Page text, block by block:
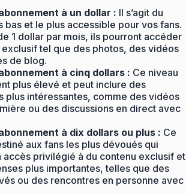
à un dollar : Il s’agit du
bas et le plus accessible pour vos fans.
1 dollar par mois, ils pourront accéder
exclusif tel que des photos, des vidéos
de blog.
à cinq dollars : Ce niveau
plus élevé et peut inclure des
plus intéressantes, comme des vidéos
ou des discussions en direct avec
à dix dollars ou plus : Ce
aux fans les plus dévoués qui
accès privilégié à du contenu exclusif et
plus importantes, telles que des
ou des rencontres en personne avec